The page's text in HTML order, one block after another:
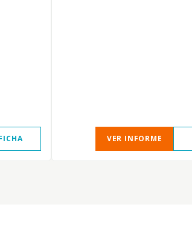
VER INFORME